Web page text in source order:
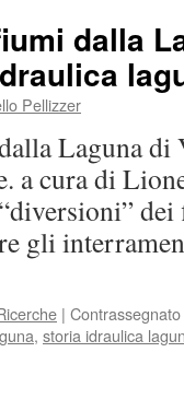
di
e
di
e
e
XX°
dalla
Pellizzer
Laguna di
a cura di
gli
| Contrassegnato
, storia idraulica